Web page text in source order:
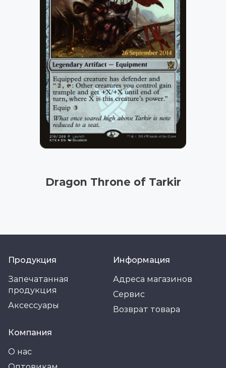
Dragon Throne of Tarkir
Продукция
Запечатанная
продукция
Аксессуары
Информация
Адреса магазинов
Сервис
Возврат товара
Компания
О нас